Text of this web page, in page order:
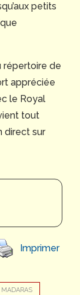
petits
répertoire de
appréciée
le Royal
tout
direct sur
Imprimer
MADARAS